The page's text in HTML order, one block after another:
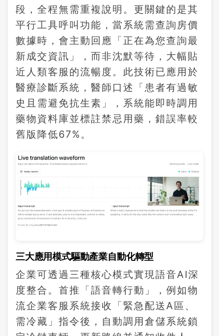
段，全程無需重複說明。更關鍵的是其
平行工具呼叫功能，當系統需查詢房價
數據時，會主動回應「正在為您查詢最
新成交資訊」，而非沈默等待，大幅貼
近人類客服的流暢度。此技術已應用於
醫療診斷系統，醫師口述「患者有過敏
史且需避免抗生素」，系統能即時調用
藥物資料庫並標註禁忌用藥，錯誤率較
舊版降低67%。
三大應用模式驅動產業自動化轉型
企業可透過三種核心模式實現語音AI深
度整合。首推「語音轉行動」，例如物
流企業客服系統接收「緊急配送A區、
需冷藏」指令後，自動調用倉儲系統鎖